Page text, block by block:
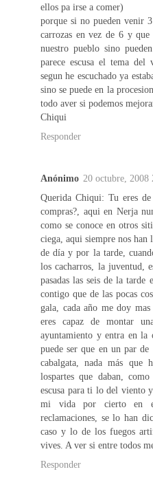
ellos pa irse a comer)
porque si no pueden venir
carrozas en vez de 6 y que
nuestro pueblo sino
parece escusa el tema
segun he escuchado ya
sino se puede en la
todo aver si podemos
Chiqui
Responder
Anónimo 20 octubre, 2008
Querida Chiqui: Tu eres
compras?, aqui en Nerja
como se conoce en otros
ciega, aqui siempre nos han
de día y por la tarde,
los cacharros, la juventud,
pasadas las seis de la
contigo que de las pocas
gala, cada año me doy
eres capaz de montar
ayuntamiento y entra en la
puede ser que en un par
cabalgata, nada más
lospartes que daban,
escusa para ti lo del viento
mi vida por cierto en
reclamaciones, se lo han
caso y lo de los fuegos
vives. A ver si entre todos
Responder